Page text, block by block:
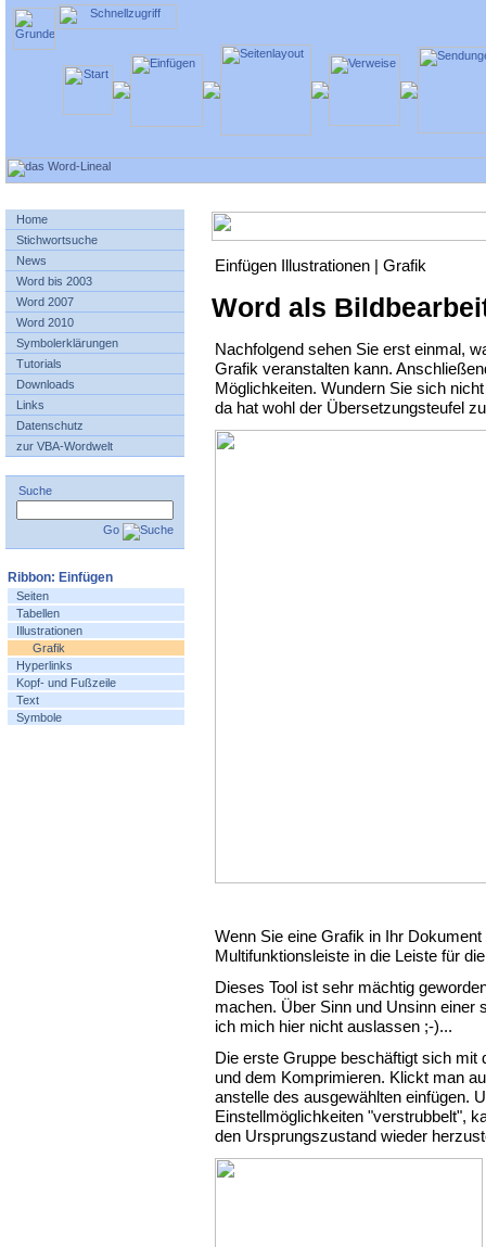
Einfügen Illustrationen | Grafik
Word als
Nachfolgend sehen Sie erst einmal,
Grafik veranstalten kann.
Möglichkeiten. Wundern Sie sich
da hat wohl der Übersetzungsteufel
Wenn Sie eine Grafik in Ihr
Multifunktionsleiste in die Leiste für
Dieses Tool ist sehr mächtig
machen. Über Sinn und Unsinn einer
ich mich hier nicht auslassen ;-)...
Die erste Gruppe beschäftigt sich mit
und dem Komprimieren. Klickt man
anstelle des ausgewählten einfügen.
Einstellmöglichkeiten "verstrubbelt",
den Ursprungszustand wieder
Home
Stichwortsuche
News
Word bis 2003
Word 2007
Word 2010
Symbolerklärungen
Tutorials
Downloads
Links
Datenschutz
zur VBA-Wordwelt
Suche
Go
Ribbon: Einfügen
Seiten
Tabellen
Illustrationen
Grafik
Hyperlinks
Kopf- und Fußzeile
Text
Symbole